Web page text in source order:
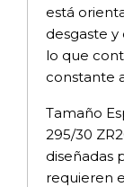
está
desgaste
lo que
constante
Tamaño
295/30
diseñadas
requieren